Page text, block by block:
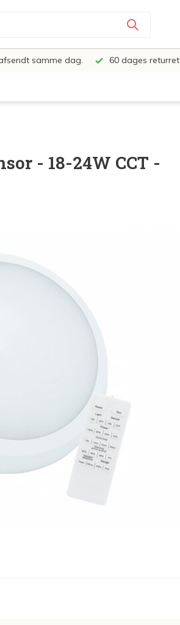
samme dag. 60 dages returret
- 18-24W CCT -